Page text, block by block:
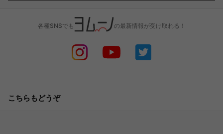
各種SNSでも の最新情報が受け取れる！
こちらもどうぞ